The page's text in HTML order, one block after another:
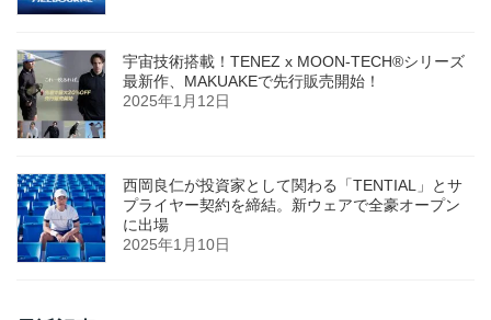
宇宙技術搭載！TENEZ x MOON-TECH®シリーズ
最新作、MAKUAKEで先行販売開始！
2025年1月12日
西岡良仁が投資家として関わる「TENTIAL」とサ
プライヤー契約を締結。新ウェアで全豪オープン
に出場
2025年1月10日